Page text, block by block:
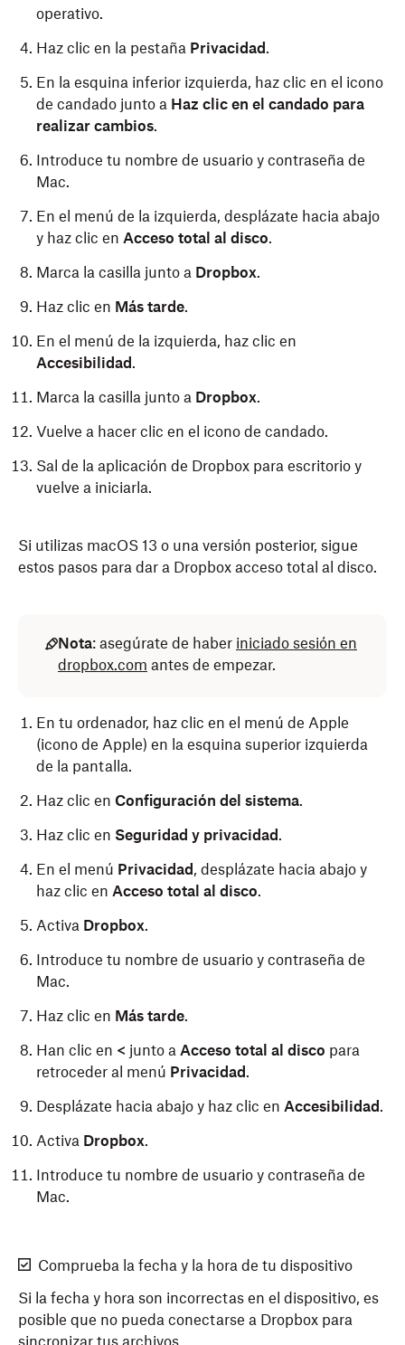
operativo.
Haz clic en la pestaña Privacidad .
En la esquina inferior izquierda, haz clic en el icono
de candado junto a Haz clic en el candado para
realizar cambios.
Introduce tu nombre de usuario y contraseña de
Mac.
En el menú de la izquierda, desplázate hacia abajo
y haz clic en Acceso total al disco.
Marca la casilla junto a Dropbox.
Haz clic en Más tarde.
En el menú de la izquierda, haz clic en
Accesibilidad .
Marca la casilla junto a Dropbox.
Vuelve a hacer clic en el icono de candado.
Sal de la aplicación de Dropbox para escritorio y
vuelve a iniciarla.
Si utilizas macOS 13 o una versión posterior, sigue
estos pasos para dar a Dropbox acceso total al disco.
Nota: asegúrate de haber iniciado sesión en
dropbox.com antes de empezar.
En tu ordenador, haz clic en el menú de Apple
(icono de Apple) en la esquina superior izquierda
de la pantalla.
Haz clic en Configuración del sistema.
Haz clic en Seguridad y privacidad .
En el menú Privacidad , desplázate hacia abajo y
haz clic en Acceso total al disco.
Activa Dropbox.
Introduce tu nombre de usuario y contraseña de
Mac.
Haz clic en Más tarde.
Han clic en < junto a Acceso total al disco para
retroceder al menú Privacidad .
Desplázate hacia abajo y haz clic en Accesibilidad .
Activa Dropbox.
Introduce tu nombre de usuario y contraseña de
Mac.
Comprueba la fecha y la hora de tu dispositivo
Si la fecha y hora son incorrectas en el dispositivo, es
posible que no pueda conectarse a Dropbox para
sincronizar tus archivos.